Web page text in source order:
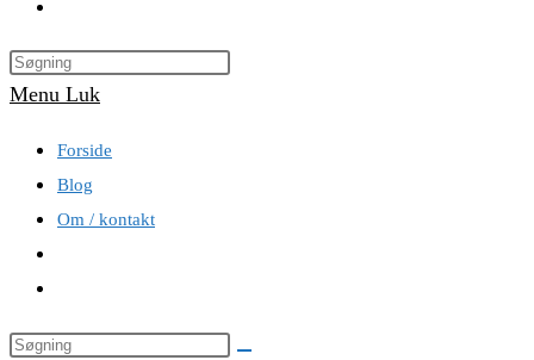
search
Press
Menu Luk
Forside
Blog
Om / kontakt
search
Search